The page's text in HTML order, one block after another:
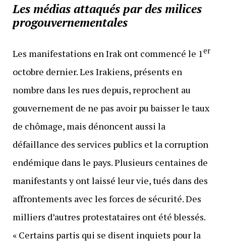
Les médias attaqués par des milices
progouvernementales
Les manifestations en Irak ont commencé le 1er
octobre dernier. Les Irakiens, présents en
nombre dans les rues depuis, reprochent au
gouvernement de ne pas avoir pu baisser le taux
de chômage, mais dénoncent aussi la
défaillance des services publics et la corruption
endémique dans le pays. Plusieurs centaines de
manifestants y ont laissé leur vie, tués dans des
affrontements avec les forces de sécurité. Des
milliers d’autres protestataires ont été blessés.
« Certains partis qui se disent inquiets pour la